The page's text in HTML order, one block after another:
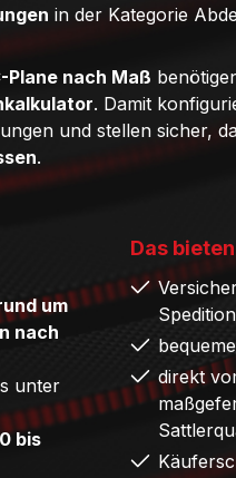
in der Kategorie
Plane nach Maß
. Damit
und stellen sicher,
.
um
nach
unter
bis
Das
Spedition
direkt